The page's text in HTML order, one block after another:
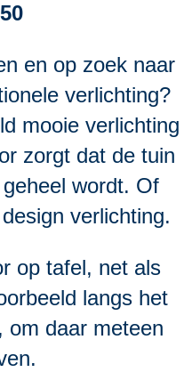
en op zoek naar
verlichting?
mooie verlichting
zorgt dat de tuin
wordt. Of
verlichting.
op tafel, net als
langs het
om daar meteen